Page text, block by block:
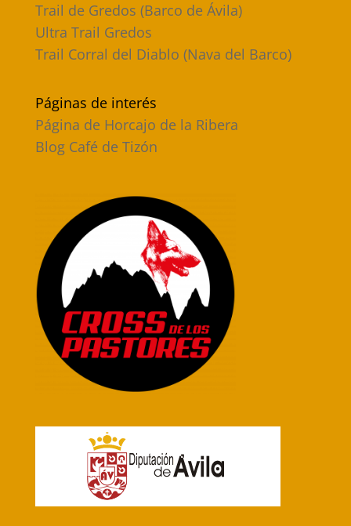
Trail de Gredos (Barco de Ávila)
Ultra Trail Gredos
Trail Corral del Diablo (Nava del Barco)
Páginas de interés
Página de Horcajo de la Ribera
Blog Café de Tizón